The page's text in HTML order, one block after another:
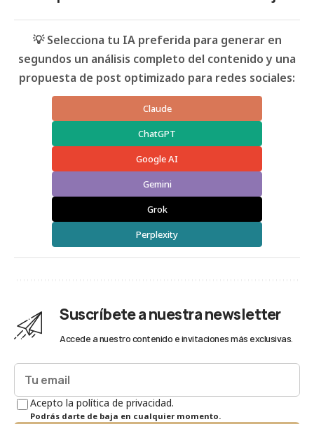
💡 Selecciona tu IA preferida para generar en
segundos un análisis completo del contenido y una
propuesta de post optimizado para redes sociales:
Claude
ChatGPT
Google AI
Gemini
Grok
Perplexity
Suscríbete a nuestra newsletter
Accede a nuestro contenido e invitaciones más exclusivas.
Acepto la política de privacidad.
Podrás darte de baja en cualquier momento.